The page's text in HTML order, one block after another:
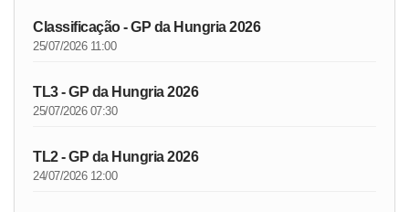
Classificação - GP da Hungria 2026
25/07/2026 11:00
TL3 - GP da Hungria 2026
25/07/2026 07:30
TL2 - GP da Hungria 2026
24/07/2026 12:00